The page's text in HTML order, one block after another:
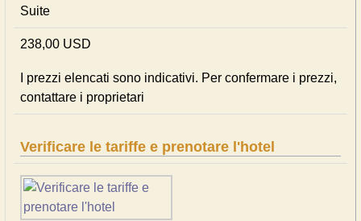
Suite
238,00 USD
I prezzi elencati sono indicativi. Per confermare i prezzi,
contattare i proprietari
Verificare le tariffe e prenotare l'hotel